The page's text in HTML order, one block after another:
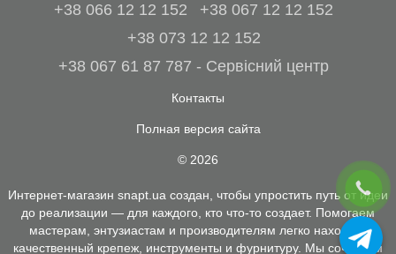
+38 066 12 12 152
+38 067 12 12 152
+38 073 12 12 152
+38 067 61 87 787 - Сервісний центр
Контакты
Полная версия сайта
© 2026
Интернет-магазин snapt.ua создан, чтобы упростить путь от идеи
до реализации — для каждого, кто что-то создает. Помогаем
мастерам, энтузиастам и производителям легко находить
качественный крепеж, инструменты и фурнитуру. Мы сочетаем